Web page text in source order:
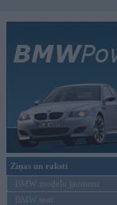
Ziņas un raksti
BMW modeļu jaunumi
BMW testi